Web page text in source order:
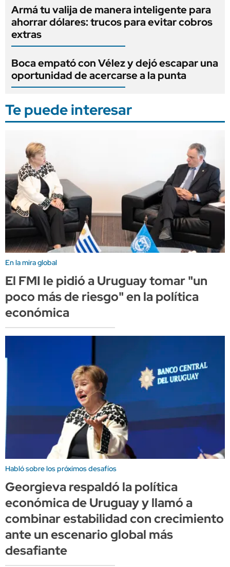
Armá tu valija de manera inteligente para
ahorrar dólares: trucos para evitar cobros
extras
Boca empató con Vélez y dejó escapar una
oportunidad de acercarse a la punta
Te puede interesar
En la mira global
El FMI le pidió a Uruguay tomar "un
poco más de riesgo" en la política
económica
Habló sobre los próximos desafíos
Georgieva respaldó la política
económica de Uruguay y llamó a
combinar estabilidad con crecimiento
ante un escenario global más
desafiante